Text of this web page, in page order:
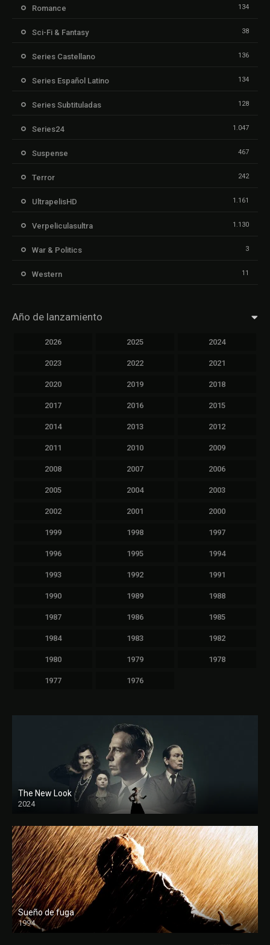
Romance 134
Sci-Fi & Fantasy 38
Series Castellano 136
Series Español Latino 134
Series Subtituladas 128
Series24 1.047
Suspense 467
Terror 242
UltrapelisHD 1.161
Verpeliculasultra 1.130
War & Politics 3
Western 11
Año de lanzamiento
2026 2025 2024
2023 2022 2021
2020 2019 2018
2017 2016 2015
2014 2013 2012
2011 2010 2009
2008 2007 2006
2005 2004 2003
2002 2001 2000
1999 1998 1997
1996 1995 1994
1993 1992 1991
1990 1989 1988
1987 1986 1985
1984 1983 1982
1980 1979 1978
1977 1976
The New Look
2024
Sueño de fuga
1994
FULL HD